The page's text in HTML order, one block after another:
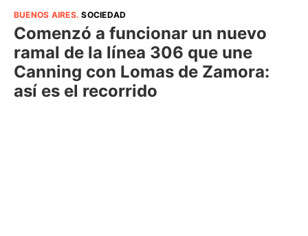
BUENOS AIRES.SOCIEDAD
Comenzó a funcionar un nuevo
ramal de la línea 306 que une
Canning con Lomas de Zamora:
así es el recorrido